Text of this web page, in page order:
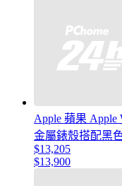
Apple 蘋果 Apple
金屬錶殼搭配黑
$13,205
$13,900